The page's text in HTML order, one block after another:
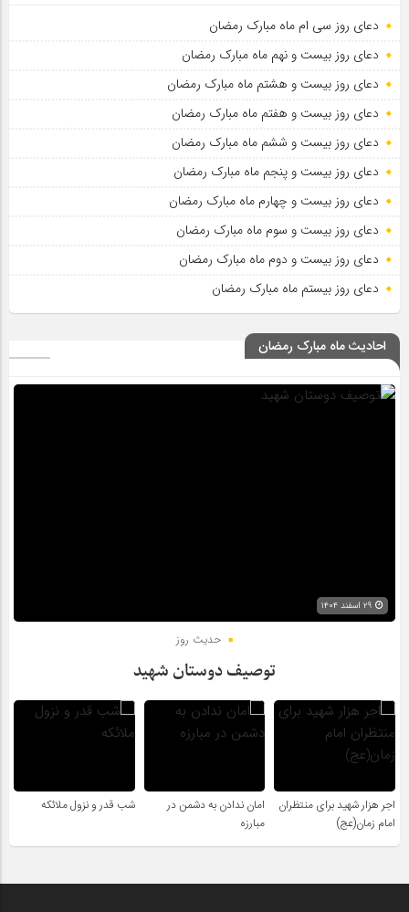
دعای روز سی ام ماه مبارک رمضان
دعای روز بیست و نهم ماه مبارک رمضان
دعای روز بیست و هشتم ماه مبارک رمضان
دعای روز بیست و هفتم ماه مبارک رمضان
دعای روز بیست و ششم ماه مبارک رمضان
دعای روز بیست و پنجم ماه مبارک رمضان
دعای روز بیست و چهارم ماه مبارک رمضان
دعای روز بیست و سوم ماه مبارک رمضان
دعای روز بیست و دوم ماه مبارک رمضان
دعای روز بیستم ماه مبارک رمضان
احادیث ماه مبارک رمضان
حدیث روز
توصیف دوستان شهید
اجر هزار شهید برای منتظران
امام زمان(عج)
امان ندادن به دشمن در
مبارزه
شب قدر و نزول ملائکه